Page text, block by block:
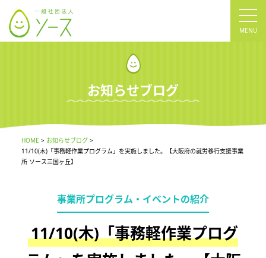
お知らせブログ
HOME
お知らせブログ
11/10(木)「事務軽作業プログラム」を実施しました。【大阪府の就労移行支援事業
所 ソース三国ヶ丘】
事業所プログラム・イベントの紹介
11/10(木)「事務軽作業プログ